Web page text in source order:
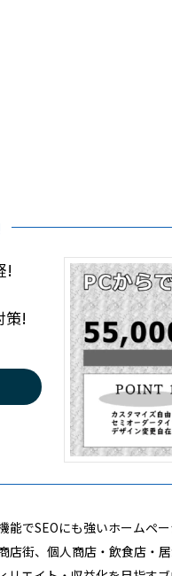
!
策!
能でSEOにも強いホーム
店街、個人商店・飲食店・